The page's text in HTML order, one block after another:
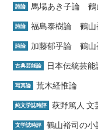
詩論 馬場あき子論 鶴
詩論 福島泰樹論 鶴山
詩論 加藤郁乎論 鶴山
古典芸能論 日本伝統芸
写真論 荒木経惟論
純文学誌時評 萩野篤人 文
文学誌時評 鶴山裕司の